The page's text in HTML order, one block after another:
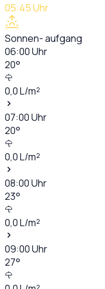
05:45Uhr
Sonnen- aufgang
06:00Uhr
20°
0,0L/m²
07:00Uhr
20°
0,0L/m²
08:00Uhr
23°
0,0L/m²
09:00Uhr
27°